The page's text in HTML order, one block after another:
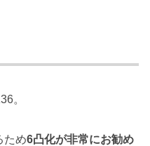
。
ため6凸化が非常にお勧め